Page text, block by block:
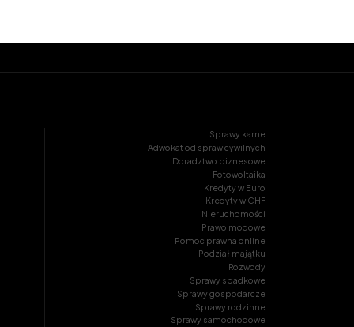
Sprawy karne
Adwokat od spraw cywilnych
Doradztwo biznesowe
Fotowoltaika
Kredyty w Euro
Kredyty w CHF
Nieruchomości
Prawo modowe
Pomoc prawna online
Podział majątku
Rozwody
Sprawy spadkowe
Sprawy gospodarcze
Sprawy rodzinne
Sprawy samochodowe